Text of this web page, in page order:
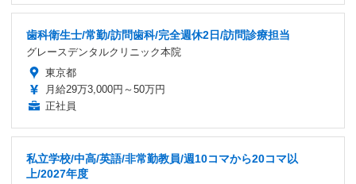
歯科衛生士/常勤/訪問歯科/完全週休2日/訪問診療担当
グレースデンタルクリニック本院
東京都
月給29万3,000円～50万円
正社員
私立学校/中高/英語/非常勤教員/週10コマから20コマ以
上/2027年度